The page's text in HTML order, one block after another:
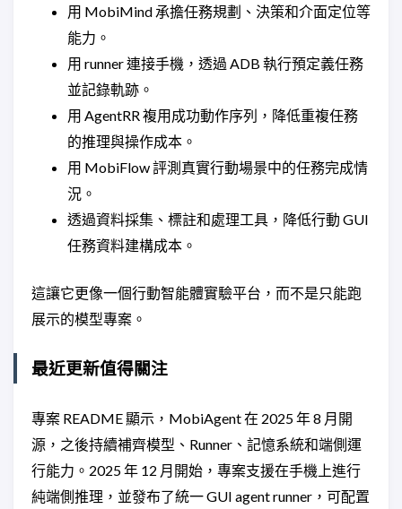
用 MobiMind 承擔任務規劃、決策和介面定位等
能力。
用 runner 連接手機，透過 ADB 執行預定義任務
並記錄軌跡。
用 AgentRR 複用成功動作序列，降低重複任務
的推理與操作成本。
用 MobiFlow 評測真實行動場景中的任務完成情
況。
透過資料採集、標註和處理工具，降低行動 GUI
任務資料建構成本。
這讓它更像一個行動智能體實驗平台，而不是只能跑
展示的模型專案。
最近更新值得關注
專案 README 顯示，MobiAgent 在 2025 年 8 月開
源，之後持續補齊模型、Runner、記憶系統和端側運
行能力。2025 年 12 月開始，專案支援在手機上進行
純端側推理，並發布了統一 GUI agent runner，可配置